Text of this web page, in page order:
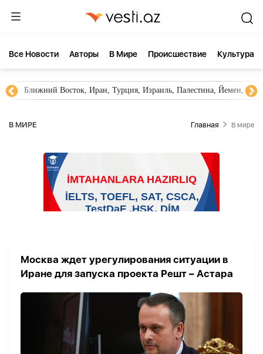
Все Новости Aвторы В Мире Происшествие Культура
Ближний Восток, Иран, Турция, Израиль, Палестина, Йемен,
В МИРЕ Главная В мире
Москва ждет урегулирования ситуации в
Иране для запуска проекта Решт – Астара